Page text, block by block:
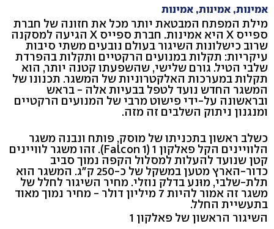
אמינות, אמינות, אמינות
מילת המפתח המבטאת יותר מכל את חזונה של חברת
ספייס X היא אמינות. חברת ספייס X הגיעה למסקנה
שרוב כישלונות השיגור בעולם נובעים משתי סיבות
עיקריות: תקלות במנועים הרקטיים ותקלות בהפרדת
שלבי הטיל. גורם שלישי, שהשפעתו קטנה יותר, הוא
תקלות במערכות האלקטרוניות של המשגר. תכנונו של
המשגר החדש נועד לטפל בבעיות אלה - בראש
ובראשונה על-ידי פישוט מרבי של המנועים הרקטיים
ומנגנון ניתוק השלבים זה מזה.
כשלב ראשון בתכניתו של מוסק, פותח ונבנה משגר
הלוויינים הקל פאלקון 1 (Falcon 1). זהו משגר לוויינים
קטן שנועד להעלות למסלול הקפה נמוך סביב
כדור-הארץ מטען במשקל של כ-250 ק"ג. המשגר הוא
תלת-שלבי, מוּנע בדלק נוזלי. מחיר השיגור לחלל של
משגר זה אמור להיות 7 מיליון דולר - מחיר נמוך מאוד
בתעשיית החלל.
השיגור הראשון של פאלקון 1